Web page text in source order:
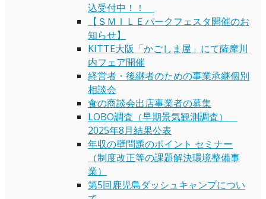
込受付中！！
【ＳＭＩＬＥパークフェスタ開催のお
知らせ】
KITTE大阪「かごしま屋」にて薩摩川
内フェア開催
経営者・後継者のための事業承継個別
相談会
食の商談会出店事業者の募集
LOBO調査（早期景気観測調査）
2025年8月結果公表
年収の壁問題のポイント セミナー
（制度改正等の課題解決環境整備事
業）
第5回鹿児島ダッシュキャンプについ